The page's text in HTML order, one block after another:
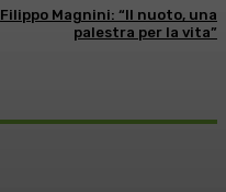
Filippo Magnini: “Il nuoto, una
palestra per la vita”